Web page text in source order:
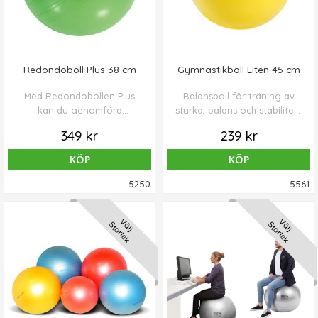
Redondoboll Plus 38 cm
Med Redondobollen Plus
kan du genomföra
och svängövningar enkelt,
tack vare den låga vikten på
bollen.
349 kr
KÖP
5250
Gymnastikboll Liten 45 cm
Balansboll för träning av
styrka, balans och stabilitet i
239 kr
KÖP
5561
Välj
Storlek Välj
Storlek